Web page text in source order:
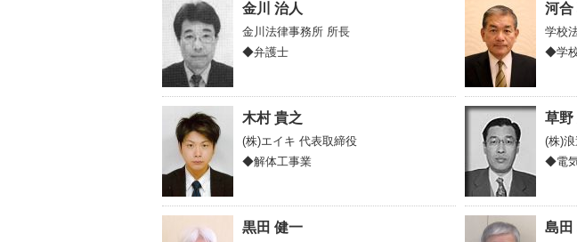
金川 治人
金川法律事務所 所長
◆弁護士
河合
学校
◆学
木村 貴之
(株)エイキ 代表取締役
◆解体工事業
草野
(株)
◆電
黒田 健一 島田